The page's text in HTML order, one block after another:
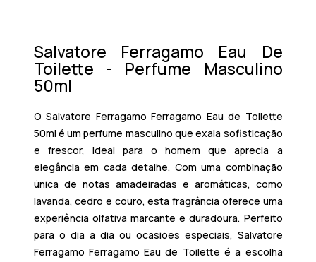
Salvatore Ferragamo Eau De
Toilette - Perfume Masculino
50ml
O Salvatore Ferragamo Ferragamo Eau de Toilette
50ml é um perfume masculino que exala sofisticação
e frescor, ideal para o homem que aprecia a
elegância em cada detalhe. Com uma combinação
única de notas amadeiradas e aromáticas, como
lavanda, cedro e couro, esta fragrância oferece uma
experiência olfativa marcante e duradoura. Perfeito
para o dia a dia ou ocasiões especiais, Salvatore
Ferragamo Ferragamo Eau de Toilette é a escolha